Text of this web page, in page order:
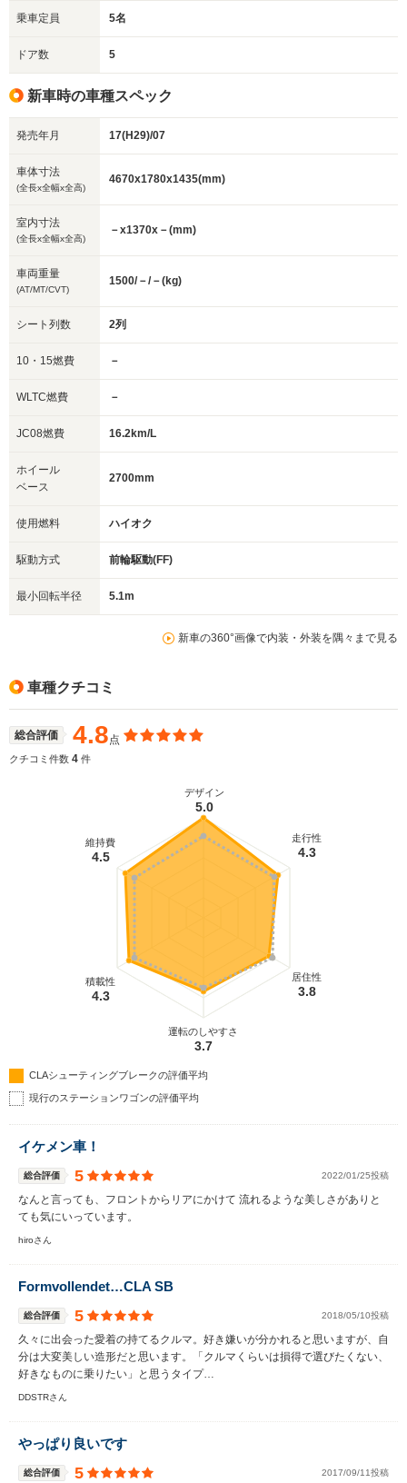
乗車定員 5名
ドア数 5
新車時の車種スペック
発売年月 17(H29)/07
車体寸法
(全長x全幅x全高)
4670x1780x1435(mm)
室内寸法
(全長x全幅x全高)
－x1370x－(mm)
車両重量
(AT/MT/CVT)
1500/－/－(kg)
シート列数 2列
10・15燃費 －
WLTC燃費 －
JC08燃費 16.2km/L
ホイール
ベース
2700mm
使用燃料 ハイオク
駆動方式 前輪駆動(FF)
最小回転半径 5.1m
新車の360°画像で内装・外装を隅々まで見る
車種クチコミ
総合評価 4.8点
クチコミ件数 4 件
デザイン
5.0
走行性
4.3
居住性
3.8
運転のしやすさ
3.7
積載性
4.3
維持費
4.5
CLAシューティングブレークの評価平均
現行のステーションワゴンの評価平均
イケメン車！
総合評価 5 2022/01/25投稿
なんと言っても、フロントからリアにかけて 流れるような美しさがありと
ても気にいっています。
hiroさん
Formvollendet…CLA SB
総合評価 5 2018/05/10投稿
久々に出会った愛着の持てるクルマ。好き嫌いが分かれると思いますが、自
分は大変美しい造形だと思います。「クルマくらいは損得で選びたくない、
好きなものに乗りたい」と思うタイプ…
DDSTRさん
やっぱり良いです
総合評価 5 2017/09/11投稿